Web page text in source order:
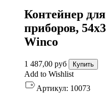
Контейнер
приборов,
Winco
1 487,00 руб Купить
Add to Wishlist
Артикул: 10073